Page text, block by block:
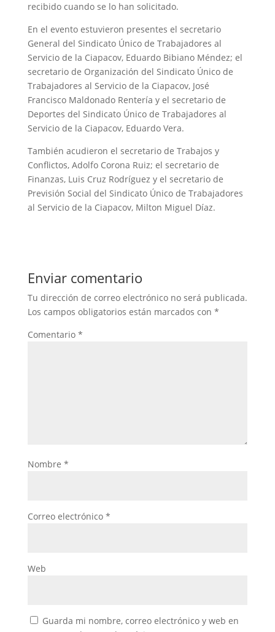
recibido cuando se lo han solicitado.
En el evento estuvieron presentes el secretario
General del Sindicato Único de Trabajadores al
Servicio de la Ciapacov, Eduardo Bibiano Méndez; el
secretario de Organización del Sindicato Único de
Trabajadores al Servicio de la Ciapacov, José
Francisco Maldonado Rentería y el secretario de
Deportes del Sindicato Único de Trabajadores al
Servicio de la Ciapacov, Eduardo Vera.
También acudieron el secretario de Trabajos y
Conflictos, Adolfo Corona Ruiz; el secretario de
Finanzas, Luis Cruz Rodríguez y el secretario de
Previsión Social del Sindicato Único de Trabajadores
al Servicio de la Ciapacov, Milton Miguel Díaz.
Enviar comentario
Tu dirección de correo electrónico no será publicada.
Los campos obligatorios están marcados con *
Comentario *
Nombre *
Correo electrónico *
Web
Guarda mi nombre, correo electrónico y web en